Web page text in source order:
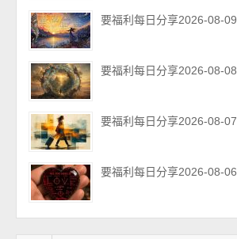
要福利每日分享2026-08-09
要福利每日分享2026-08-08
要福利每日分享2026-08-07
要福利每日分享2026-08-06